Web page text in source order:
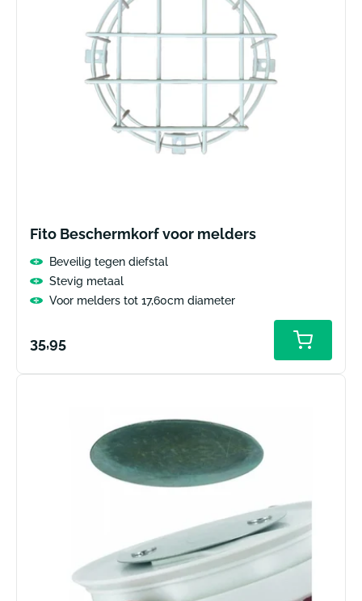
Fito Beschermkorf voor melders
Beveilig tegen diefstal
Stevig metaal
Voor melders tot 17,60cm diameter
Normale
35,95